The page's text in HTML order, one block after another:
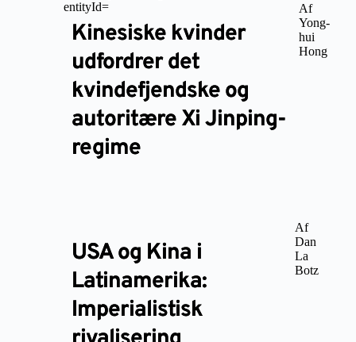
Kinesiske kvinder
udfordrer det
kvindefjendske og
autoritære Xi Jinping-
regime
Af
Yong-
hui
Hong
USA og Kina i
Latinamerika:
Imperialistisk
Af
Dan
La
Botz